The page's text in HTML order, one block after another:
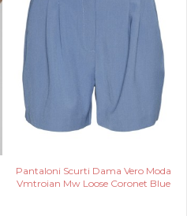
Pantaloni Scurti Dama Vero Moda
Vmtroian Mw Loose Coronet Blue